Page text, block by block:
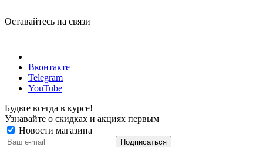
Оставайтесь на связи
Вконтакте
Telegram
YouTube
Будьте всегда в курсе!
Узнавайте о скидках и акциях первым
Новости магазина